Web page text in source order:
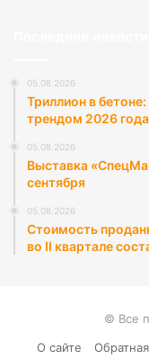
05.08.2026
Триллион в
трендом 2026 года
05.08.2026
Выставка
сентября
05.08.2026
Стоимость
во II квартале
© Все
О сайте